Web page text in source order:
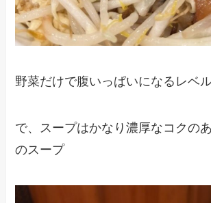
野菜だけで腹いっぱいになるレベル
で、スープはかなり濃厚なコクの
のスープ